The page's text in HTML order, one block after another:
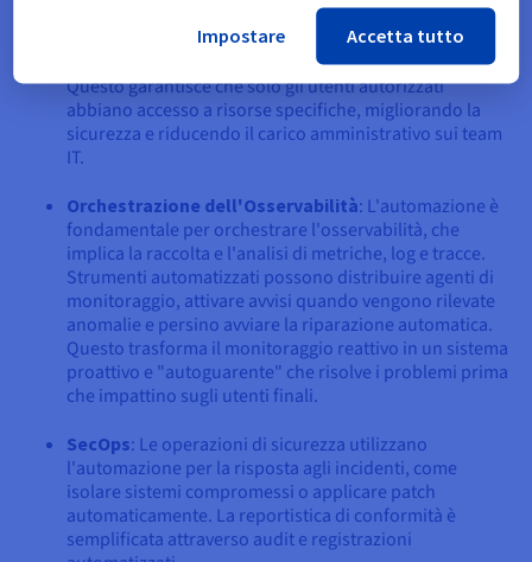
e i diritti di accesso. Automatizza compiti come la
creazione e la rimozione degli account utente e
l'assegnazione dei ruoli in base alle responsabilità.
Questo garantisce che solo gli utenti autorizzati
abbiano accesso a risorse specifiche, migliorando la
sicurezza e riducendo il carico amministrativo sui team
IT.
Orchestrazione dell'Osservabilità: L'automazione è
fondamentale per orchestrare l'osservabilità, che
implica la raccolta e l'analisi di metriche, log e tracce.
Strumenti automatizzati possono distribuire agenti di
monitoraggio, attivare avvisi quando vengono rilevate
anomalie e persino avviare la riparazione automatica.
Questo trasforma il monitoraggio reattivo in un sistema
proattivo e "autoguarente" che risolve i problemi prima
che impattino sugli utenti finali.
SecOps: Le operazioni di sicurezza utilizzano
l'automazione per la risposta agli incidenti, come
isolare sistemi compromessi o applicare patch
automaticamente. La reportistica di conformità è
semplificata attraverso audit e registrazioni
Impostare Accetta tutto